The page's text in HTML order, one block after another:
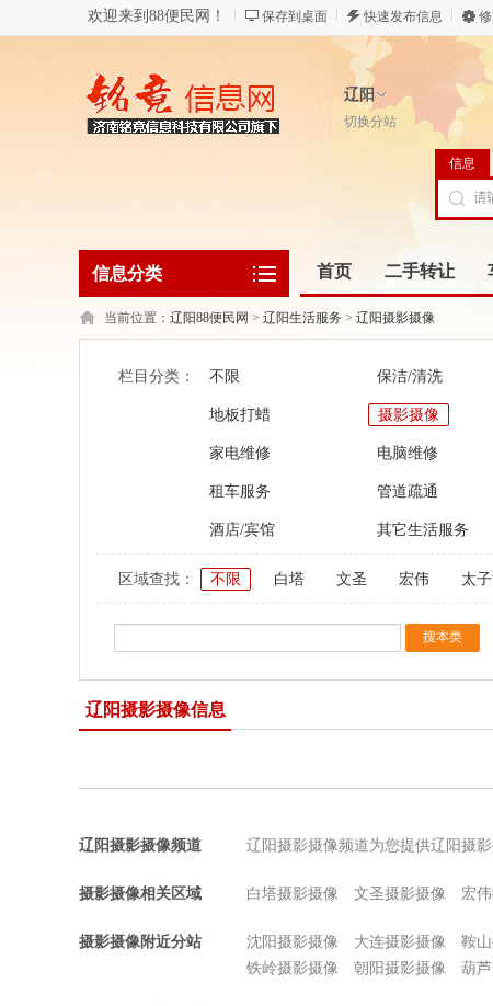
欢迎来到88便民网！ 保存到桌面 快速发布信息
辽阳
切换分站
信息
信息分类 首页 二手转让
当前位置： 辽阳88便民网 > 辽阳生活服务 > 辽阳摄影摄像
栏目分类： 不限 保洁/清洗
地板打蜡 摄影摄像
家电维修 电脑维修
租车服务 管道疏通
酒店/宾馆 其它生活服务
区域查找： 不限 白塔 文圣 宏伟 太
辽阳摄影摄像信息
辽阳摄影摄像频道 辽阳摄影摄像频道为您提供辽阳摄
摄影摄像相关区域 白塔摄影摄像 文圣摄影摄像 宏
摄影摄像附近分站 沈阳摄影摄像 大连摄影摄像 鞍
铁岭摄影摄像
朝阳摄影摄像 葫